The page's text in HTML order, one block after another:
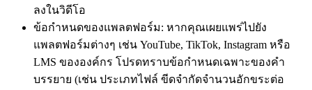
ลงในวิดีโอ
ข้อกำหนดของแพลตฟอร์ม: หากคุณเผยแพร่ไปยัง
แพลตฟอร์มต่างๆ เช่น YouTube, TikTok, Instagram หรือ
LMS ขององค์กร โปรดทราบข้อกำหนดเฉพาะของคำ
บรรยาย (เช่น ประเภทไฟล์ ขีดจำกัดจำนวนอักขระต่อ